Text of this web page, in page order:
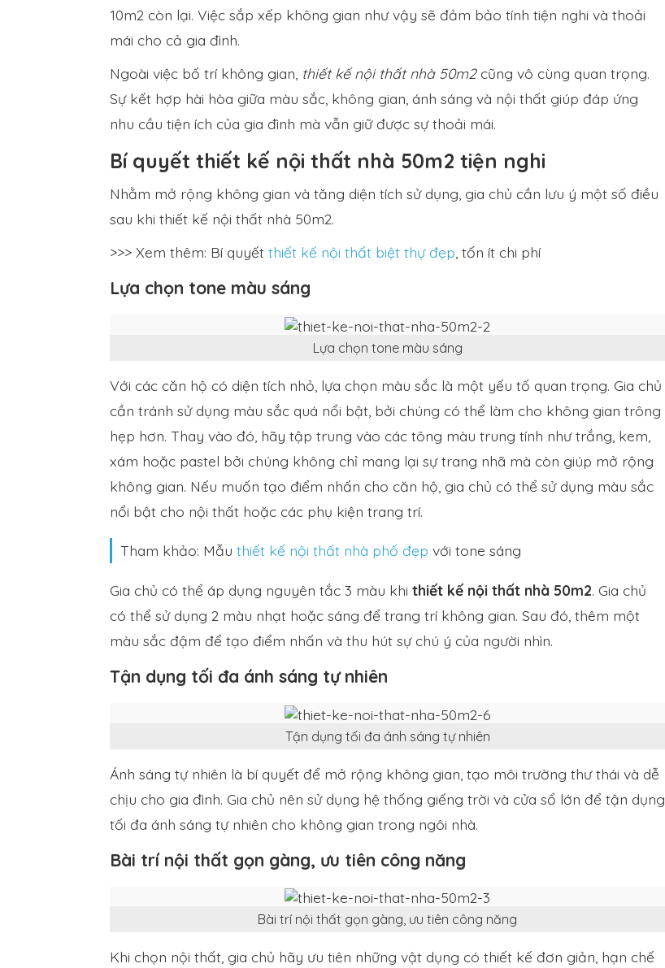
10m2 còn lại. Việc sắp xếp không gian như vậy sẽ đảm bảo tính tiện nghi và thoải
mái cho cả gia đình.
Ngoài việc bố trí không gian, thiết kế nội thất nhà 50m2cũng vô cùng quan trọng.
Sự kết hợp hài hòa giữa màu sắc, không gian, ánh sáng và nội thất giúp đáp ứng
nhu cầu tiện ích của gia đình mà vẫn giữ được sự thoải mái.
Bí quyết thiết kế nội thất nhà 50m2 tiện nghi
Nhằm mở rộng không gian và tăng diện tích sử dụng, gia chủ cần lưu ý một số điều
sau khi thiết kế nội thất nhà 50m2.
>>> Xem thêm: Bí quyết thiết kế nội thất biệt thự đẹp , tốn ít chi phí
Lựa chọn tone màu sáng
Lựa chọn tone màu sáng
Với các căn hộ có diện tích nhỏ, lựa chọn màu sắc là một yếu tố quan trọng. Gia chủ
cần tránh sử dụng màu sắc quá nổi bật, bởi chúng có thể làm cho không gian trông
hẹp hơn. Thay vào đó, hãy tập trung vào các tông màu trung tính như trắng, kem,
xám hoặc pastel bởi chúng không chỉ mang lại sự trang nhã mà còn giúp mở rộng
không gian. Nếu muốn tạo điểm nhấn cho căn hộ, gia chủ có thể sử dụng màu sắc
nổi bật cho nội thất hoặc các phụ kiện trang trí.
Tham khảo: Mẫu thiết kế nội thất nhà phố đẹp với tone sáng
Gia chủ có thể áp dụng nguyên tắc 3 màu khi thiết kế nội thất nhà 50m2. Gia chủ
có thể sử dụng 2 màu nhạt hoặc sáng để trang trí không gian. Sau đó, thêm một
màu sắc đậm để tạo điểm nhấn và thu hút sự chú ý của người nhìn.
Tận dụng tối đa ánh sáng tự nhiên
Tận dụng tối đa ánh sáng tự nhiên
Ánh sáng tự nhiên là bí quyết để mở rộng không gian, tạo môi trường thư thái và dễ
chịu cho gia đình. Gia chủ nên sử dụng hệ thống giếng trời và cửa sổ lớn để tận dụng
tối đa ánh sáng tự nhiên cho không gian trong ngôi nhà.
Bài trí nội thất gọn gàng, ưu tiên công năng
Bài trí nội thất gọn gàng, ưu tiên công năng
Khi chọn nội thất, gia chủ hãy ưu tiên những vật dụng có thiết kế đơn giản, hạn chế